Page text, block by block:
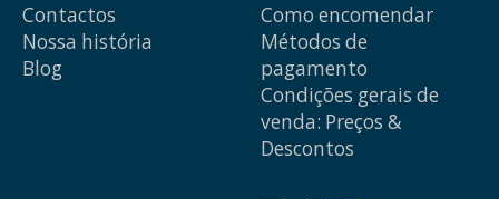
Contactos
Nossa história
Blog
Como encomendar
Métodos de
pagamento
Condições gerais de
venda: Preços &
Descontos